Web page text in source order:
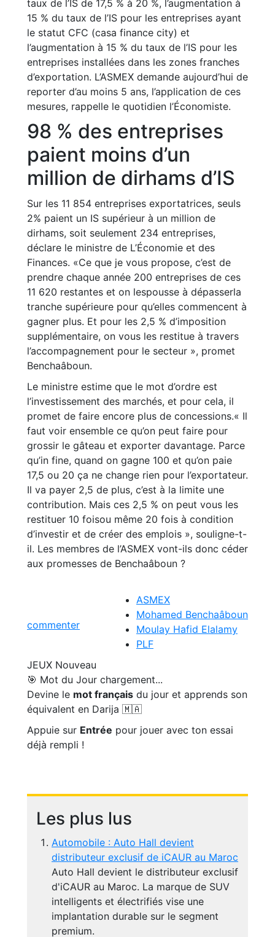
taux de l’IS de 17,5 % à 20 %, l’augmentation à
15 % du taux de l’IS pour les entreprises ayant
le statut CFC (casa finance city) et
l’augmentation à 15 % du taux de l’IS pour les
entreprises installées dans les zones franches
d’exportation. L’ASMEX demande aujourd’hui de
reporter d’au moins 5 ans, l’application de ces
mesures, rappelle le quotidien l’Économiste.
98 % des entreprises
paient moins d’un
million de dirhams d’IS
Sur les 11 854 entreprises exportatrices, seuls
2% paient un IS supérieur à un million de
dirhams, soit seulement 234 entreprises,
déclare le ministre de L’Économie et des
Finances. «Ce que je vous propose, c’est de
prendre chaque année 200 entreprises de ces
11 620 restantes et on lespousse à dépasserla
tranche supérieure pour qu’elles commencent à
gagner plus. Et pour les 2,5 % d’imposition
supplémentaire, on vous les restitue à travers
l’accompagnement pour le secteur », promet
Benchaâboun.
Le ministre estime que le mot d’ordre est
l’investissement des marchés, et pour cela, il
promet de faire encore plus de concessions.« Il
faut voir ensemble ce qu’on peut faire pour
grossir le gâteau et exporter davantage. Parce
qu’in fine, quand on gagne 100 et qu’on paie
17,5 ou 20 ça ne change rien pour l’exportateur.
Il va payer 2,5 de plus, c’est à la limite une
contribution. Mais ces 2,5 % on peut vous les
restituer 10 foisou même 20 fois à condition
d’investir et de créer des emplois », souligne-t-
il. Les membres de l’ASMEX vont-ils donc céder
aux promesses de Benchaâboun ?
commenter
ASMEX
Mohamed Benchaâboun
Moulay Hafid Elalamy
PLF
JEUX Nouveau
🎯 Mot du Jour chargement...
Devine le mot français du jour et apprends son
équivalent en Darija 🇲🇦
Appuie sur Entrée pour jouer avec ton essai
déjà rempli !
Les plus lus
Automobile : Auto Hall devient
distributeur exclusif de iCAUR au Maroc
Auto Hall devient le distributeur exclusif
d'iCAUR au Maroc. La marque de SUV
intelligents et électrifiés vise une
implantation durable sur le segment
premium.